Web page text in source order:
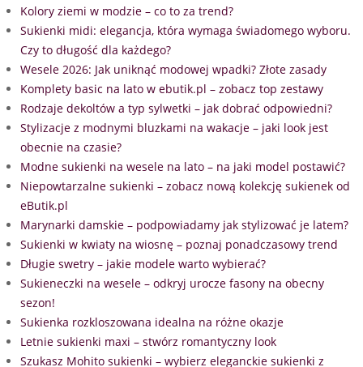
Kolory ziemi w modzie – co to za trend?
Sukienki midi: elegancja, która wymaga świadomego wyboru.
Czy to długość dla każdego?
Wesele 2026: Jak uniknąć modowej wpadki? Złote zasady
Komplety basic na lato w ebutik.pl – zobacz top zestawy
Rodzaje dekoltów a typ sylwetki – jak dobrać odpowiedni?
Stylizacje z modnymi bluzkami na wakacje – jaki look jest
obecnie na czasie?
Modne sukienki na wesele na lato – na jaki model postawić?
Niepowtarzalne sukienki – zobacz nową kolekcję sukienek od
eButik.pl
Marynarki damskie – podpowiadamy jak stylizować je latem?
Sukienki w kwiaty na wiosnę – poznaj ponadczasowy trend
Długie swetry – jakie modele warto wybierać?
Sukieneczki na wesele – odkryj urocze fasony na obecny
sezon!
Sukienka rozkloszowana idealna na różne okazje
Letnie sukienki maxi – stwórz romantyczny look
Szukasz Mohito sukienki – wybierz eleganckie sukienki z